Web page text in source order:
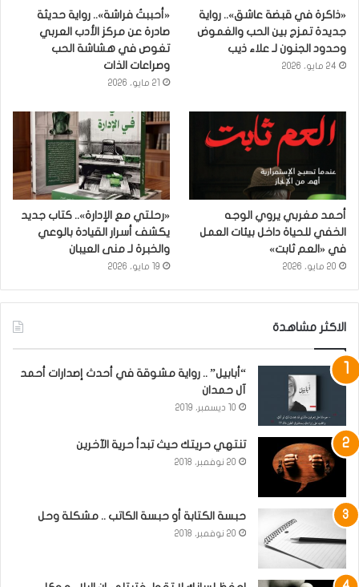
«ذاكرة في قبضة عاشق».. رواية
جديدة تمزج بين الحب والغموض
وحدود الجنون لـ علاء ذيب
24 مايو، 2026
«أحببتُ فراشة».. رواية حديثة
صادرة عن مركز الأدب العربي
تغوص في هشاشة الحب
وصراعات الذات
21 مايو، 2026
أحمد مغربي يروي الوجه
الخفي للحياة داخل بيئات العمل
في «العم ثابت»
20 مايو، 2026
«رحلتي مع الإدارة».. كتاب جديد
يكشف أسرار القيادة بالوعي
والخبرة لـ منى العيبان
19 مايو، 2026
الاكثر مشاهدة
“أبابيل” .. رواية مشوقة في أحدث إصدارات أحمد
آل حمدان
10 ديسمبر، 2019
تنتهي حريتك حيث تبدأ حرية الآخرين
20 نوفمبر، 2018
حبسة الكتابة أو حبسة الكاتب .. مشكلة وحل
20 نوفمبر، 2018